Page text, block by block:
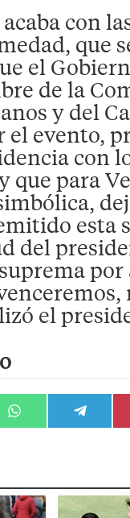
con
que
el
de la
y del
el evento,
con
que para
esta
del
el
Compartir
en
Compartir
en